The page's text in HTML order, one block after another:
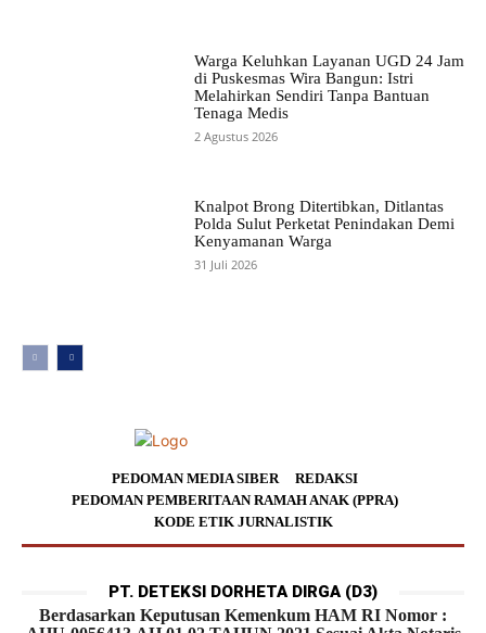
Warga Keluhkan Layanan UGD 24 Jam
di Puskesmas Wira Bangun: Istri
Melahirkan Sendiri Tanpa Bantuan
Tenaga Medis
2 Agustus 2026
Knalpot Brong Ditertibkan, Ditlantas
Polda Sulut Perketat Penindakan Demi
Kenyamanan Warga
31 Juli 2026
PEDOMAN MEDIA SIBER
REDAKSI
PEDOMAN PEMBERITAAN RAMAH ANAK (PPRA)
KODE ETIK JURNALISTIK
PT. DETEKSI DORHETA DIRGA (D3)
Berdasarkan Keputusan Kemenkum HAM RI Nomor :